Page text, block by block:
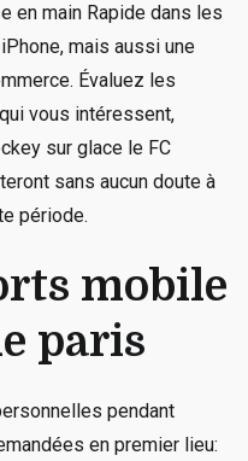
en main Rapide dans les
mais aussi une
Évaluez les
vous intéressent,
sur glace le FC
sans aucun doute à
période.
mobile
paris
pendant
en premier lieu: